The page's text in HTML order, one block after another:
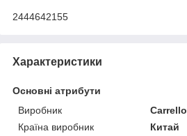
2444642155
Характеристики
Основні атрибути
Виробник
Carrello
Країна виробник
Китай